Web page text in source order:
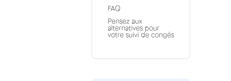
FAQ
Pensez aux
alternatives pour
votre suivi de congés